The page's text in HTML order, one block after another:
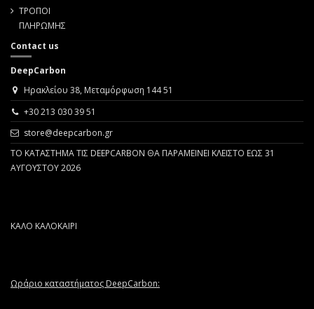
ΤΡΟΠΟΙ
ΠΛΗΡΩΜΗΣ
Contact us
DeepCarbon
Ηρακλείου 38, Μεταμόρφωση 144 51
+30 213 030 39 51
store@deepcarbon.gr
ΤΟ ΚΑΤΑΣΤΗΜΑ ΤΙΣ DEEPCARBON ΘΑ ΠΑΡΑΜΕΙΝΕΙ ΚΛΕΙΣΤΟ ΕΩΣ 31
ΑΥΓΟΥΣΤΟΥ 2026
ΚΑΛΟ ΚΑΛΟΚΑΙΡΙ
Ωράριο καταστήματος DeepCarbon: